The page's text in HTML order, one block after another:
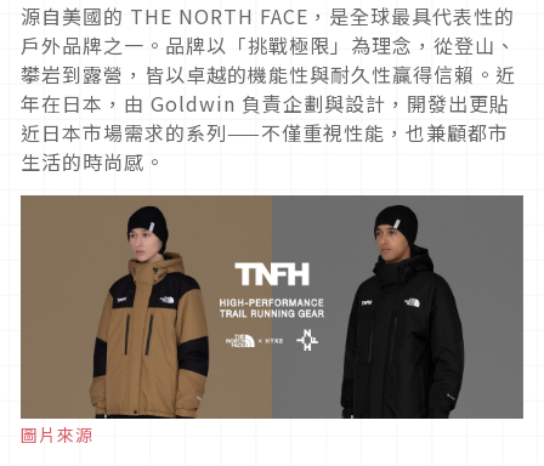
源自美國的 THE NORTH FACE，是全球最具代表性的
戶外品牌之一。品牌以「挑戰極限」為理念，從登山、
攀岩到露營，皆以卓越的機能性與耐久性贏得信賴。近
年在日本，由 Goldwin 負責企劃與設計，開發出更貼
近日本市場需求的系列——不僅重視性能，也兼顧都市
生活的時尚感。
圖片來源